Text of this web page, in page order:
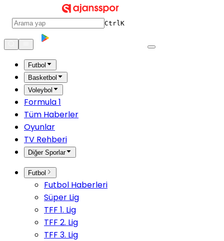
CtrlK
Futbol
Basketbol
Voleybol
Formula 1
Tüm Haberler
Oyunlar
TV Rehberi
Diğer Sporlar
Futbol
Futbol Haberleri
Süper Lig
TFF 1. Lig
TFF 2. Lig
TFF 3. Lig